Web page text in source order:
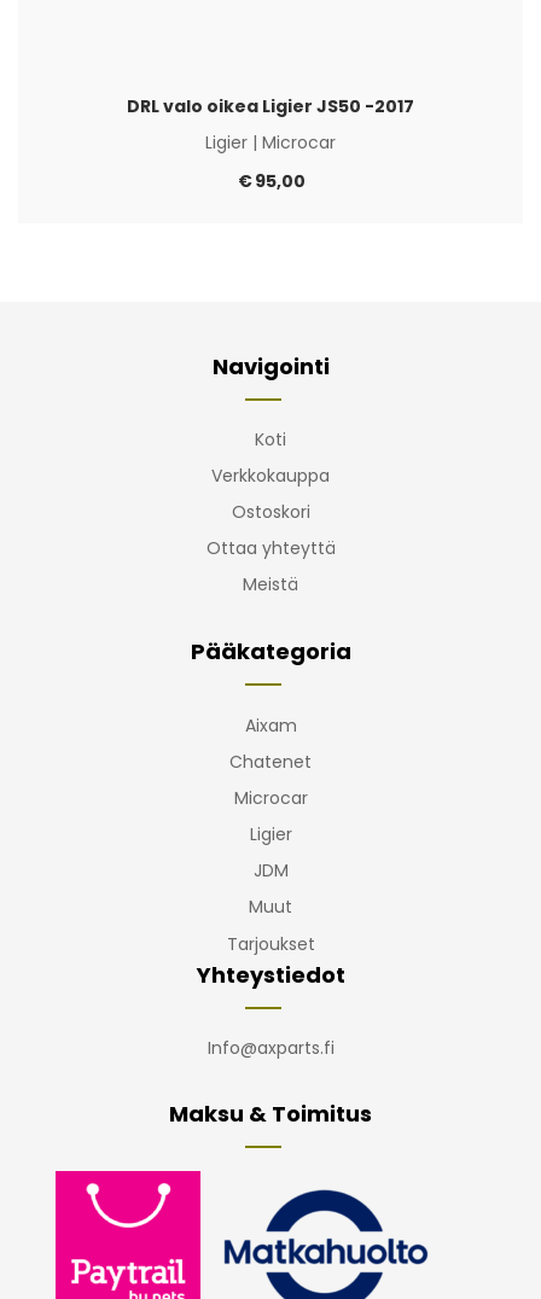
DRL valo oikea Ligier JS50 -2017
Ligier | Microcar
€95,00
Navigointi
Koti
Verkkokauppa
Ostoskori
Ottaa yhteyttä
Meistä
Pääkategoria
Aixam
Chatenet
Microcar
Ligier
JDM
Muut
Tarjoukset
Yhteystiedot
Info@axparts.fi
Maksu & Toimitus